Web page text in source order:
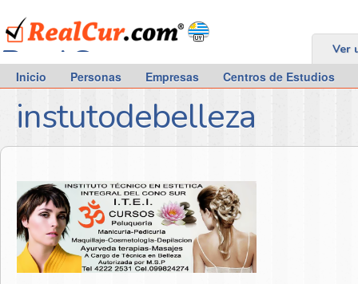
RealCur.com Ver
Inicio Personas Empresas Centros de Estudios
instutodebelleza